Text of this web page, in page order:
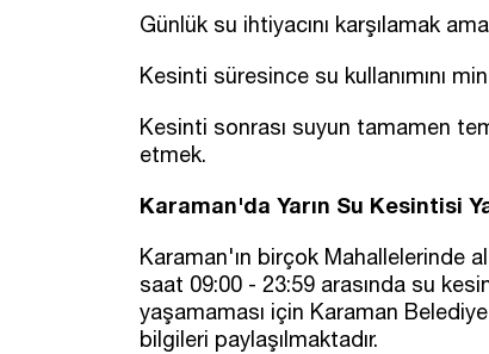
Günlük su ihtiyacını karşılamak
Kesinti süresince su kullanımını
Kesinti sonrası suyun tamamen
etmek.
Karaman'da Yarın Su Kesintisi
Karaman'ın birçok Mahallelerinde
saat 09:00 - 23:59 arasında su
yaşamaması için Karaman
bilgileri paylaşılmaktadır.